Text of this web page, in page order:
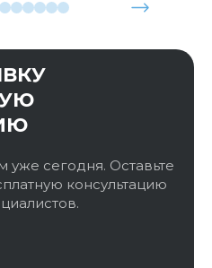
сегодня. Оставьте
консультацию